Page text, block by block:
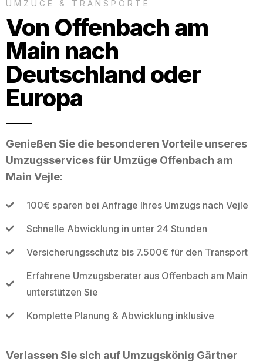
UMZÜGE & TRANSPORTE
Von Offenbach am
Main nach
Deutschland oder
Europa
Genießen Sie die besonderen Vorteile unseres
Umzugsservices für Umzüge Offenbach am
Main Vejle:
100€ sparen bei Anfrage Ihres Umzugs nach Vejle
Schnelle Abwicklung in unter 24 Stunden
Versicherungsschutz bis 7.500€ für den Transport
Erfahrene Umzugsberater aus Offenbach am Main
unterstützen Sie
Komplette Planung & Abwicklung inklusive
Verlassen Sie sich auf Umzugskönig Gärtner